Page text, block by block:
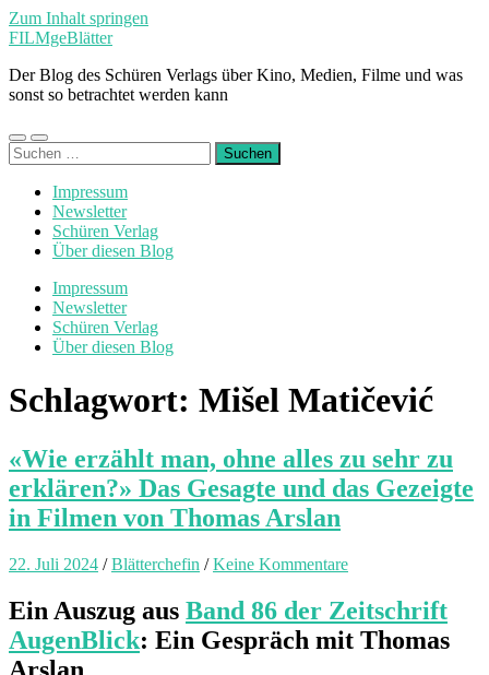
Zum Inhalt springen
FILMgeBlätter
Der Blog des Schüren Verlags über Kino, Medien, Filme und was
sonst so betrachtet werden kann
Mobile-
Menü
Suchfeld
ein-/ausblenden
Suchen
nach:
Impressum
Newsletter
Schüren Verlag
Über diesen Blog
Impressum
Newsletter
Schüren Verlag
Über diesen Blog
Schlagwort: Mišel Matičević
«Wie erzählt man, ohne alles zu sehr zu
erklären?» Das Gesagte und das Gezeigte
in Filmen von Thomas Arslan
22. Juli 2024 /Blätterchefin /Keine Kommentare
Ein Auszug aus Band 86 der Zeitschrift
AugenBlick: Ein Gespräch mit Thomas
Arslan